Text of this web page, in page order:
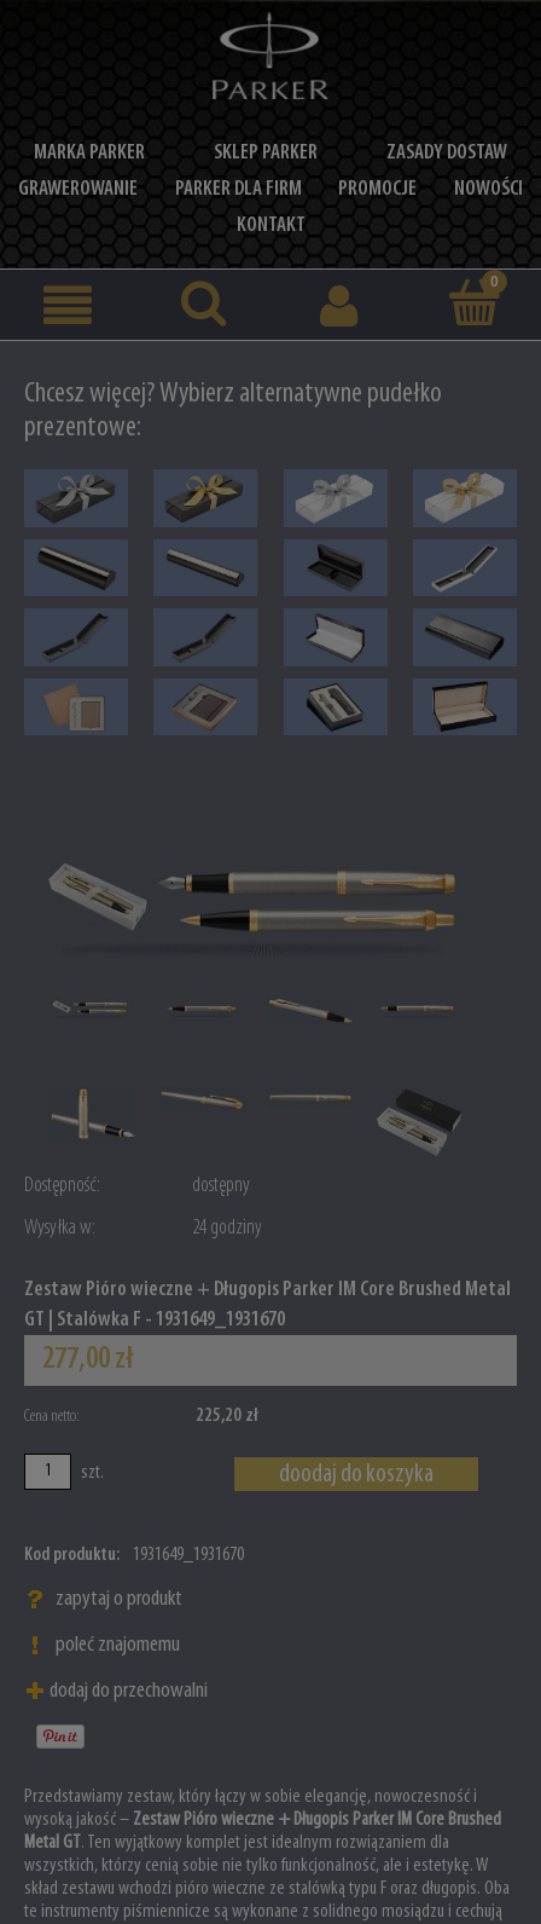
MARKA PARKER SKLEP PARKER
ZASADY DOSTAW
GRAWEROWANIE
PARKER DLA FIRM PROMOCJE
NOWOŚCI
KONTAKT
Chcesz więcej? Wybierz alternatywne pudełko
prezentowe:
Dostępność:
dostępny
Wysyłka w:
24 godziny
Zestaw Pióro wieczne + Długopis Parker IM Core Brushed Metal
GT | Stalówka F - 1931649_1931670
277,00 zł
Cena netto: 225,20 zł
szt. doodaj do koszyka
Kod produktu: 1931649_1931670
zapytaj o produkt
poleć znajomemu
dodaj do przechowalni
Przedstawiamy zestaw, który łączy w sobie elegancję, nowoczesność i
wysoką jakość – Zestaw Pióro wieczne + Długopis Parker IM Core Brushed
Metal GT . Ten wyjątkowy komplet jest idealnym rozwiązaniem dla
wszystkich, którzy cenią sobie nie tylko funkcjonalność, ale i estetykę. W
skład zestawu wchodzi pióro wieczne ze stalówką typu F oraz długopis. Oba
te instrumenty piśmiennicze są wykonane z solidnego mosiądzu i cechują